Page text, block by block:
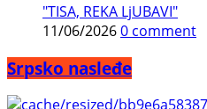
"TISA, REKA LjUBAVI"
11/06/20260 comment
Srpsko nasleđe